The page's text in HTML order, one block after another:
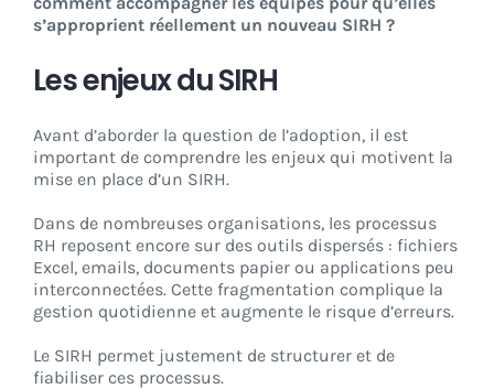
s’approprient réellement un nouveau SIRH ?
Les enjeux du SIRH
Avant d’aborder la question de l’adoption, il est
important de comprendre les enjeux qui motivent la
mise en place d’un SIRH.
Dans de nombreuses organisations, les processus
RH reposent encore sur des outils dispersés : fichiers
Excel, emails, documents papier ou applications peu
interconnectées. Cette fragmentation complique la
gestion quotidienne et augmente le risque d’erreurs.
Le SIRH permet justement de structurer et de
fiabiliser ces processus.